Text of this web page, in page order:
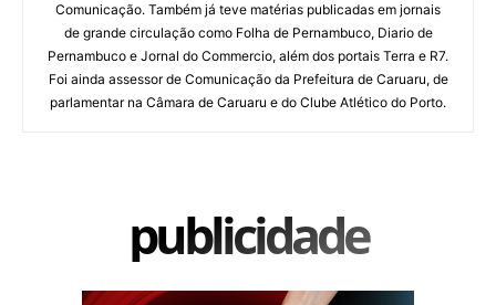
Comunicação. Também já teve matérias publicadas em jornais
de grande circulação como Folha de Pernambuco, Diario de
Pernambuco e Jornal do Commercio, além dos portais Terra e R7.
Foi ainda assessor de Comunicação da Prefeitura de Caruaru, de
parlamentar na Câmara de Caruaru e do Clube Atlético do Porto.
publicidade